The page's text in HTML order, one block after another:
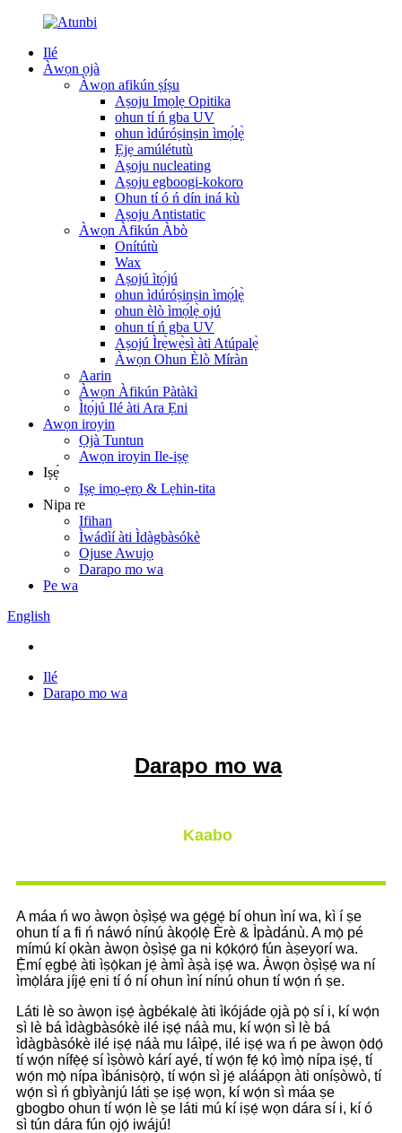
Ilé
Àwọn ọjà
Àwọn afikún ṣíṣu
Aṣoju Imọlẹ Opitika
ohun tí ń gba UV
ohun ìdúróṣinṣin ìmọ́lẹ̀
Ẹjẹ amúlétutù
Aṣoju nucleating
Aṣoju egboogi-kokoro
Ohun tí ó ń dín iná kù
Aṣoju Antistatic
Àwọn Àfikún Àbò
Onítútù
Wax
Aṣojú ìtọ́jú
ohun ìdúróṣinṣin ìmọ́lẹ̀
ohun èlò ìmọ́lẹ̀ ojú
ohun tí ń gba UV
Aṣojú Ìrẹ̀wẹ̀sì àti Atúpalẹ̀
Àwọn Ohun Èlò Míràn
Aarin
Àwọn Àfikún Pàtàkì
Ìtọ́jú Ilé àti Ara Ẹni
Awọn iroyin
Ọjà Tuntun
Awọn iroyin Ile-iṣẹ
Iṣẹ́
Iṣẹ imọ-ẹrọ & Lẹhin-tita
Nipa re
Ifihan
Ìwádìí àti Ìdàgbàsókè
Ojuse Awujọ
Darapo mo wa
Pe wa
English
Ilé
Darapo mo wa
Darapo mo wa
Kaabo
A máa ń wo àwọn òṣìṣẹ́ wa gẹ́gẹ́ bí ohun ìní wa, kì í ṣe
ohun tí a fi ń náwó nínú àkọọ́lẹ̀ Èrè & Ìpàdánù. A mọ̀ pé
mímú kí ọkàn àwọn òṣìṣẹ́ ga ni kọ́kọ́rọ́ fún àṣeyọrí wa.
Ẹ̀mí ẹgbẹ́ àti ìṣọ̀kan jẹ́ àmì àṣà iṣẹ́ wa. Àwọn òṣìṣẹ́ wa ní
ìmọ̀lára jíjẹ́ ẹni tí ó ní ohun ìní nínú ohun tí wọ́n ń ṣe.
Láti lè so àwọn iṣẹ́ àgbékalẹ̀ àti ìkójáde ọjà pọ̀ sí i, kí wọ́n
sì lè bá ìdàgbàsókè ilé iṣẹ́ náà mu, kí wọ́n sì lè bá
ìdàgbàsókè ilé iṣẹ́ náà mu láìpẹ́, ilé iṣẹ́ wa ń pe àwọn ọ̀dọ́
tí wọ́n nífẹ̀ẹ́ sí ìṣòwò kárí ayé, tí wọ́n fẹ́ kọ́ ìmọ̀ nípa iṣẹ́, tí
wọ́n mọ̀ nípa ìbánisọ̀rọ̀, tí wọ́n sì jẹ́ aláápọn àti oníṣòwò, tí
wọ́n sì ń gbìyànjú láti ṣe iṣẹ́ wọn, kí wọ́n sì máa ṣe
gbogbo ohun tí wọ́n lè ṣe láti mú kí iṣẹ́ wọn dára sí i, kí ó
sì tún dára fún ọjọ́ iwájú!